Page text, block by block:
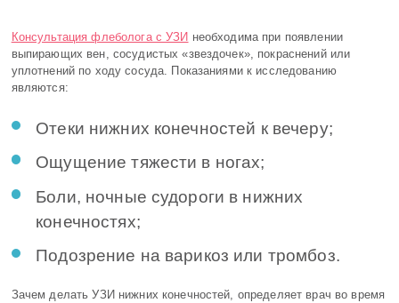
Консультация флеболога с УЗИ необходима при появлении
выпирающих вен, сосудистых «звездочек», покраснений или
уплотнений по ходу сосуда. Показаниями к исследованию
являются:
Отеки нижних конечностей к вечеру;
Ощущение тяжести в ногах;
Боли, ночные судороги в нижних
конечностях;
Подозрение на варикоз или тромбоз.
Зачем делать УЗИ нижних конечностей, определяет врач во время